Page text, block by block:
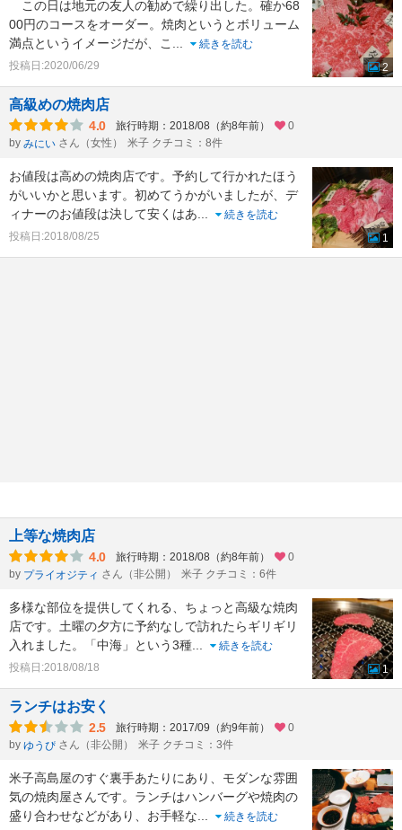
この日は地元の友人の勧めで繰り出した。確か68
00円のコースをオーダー。焼肉というとボリューム
満点というイメージだが、こ ...
続きを読む
投稿日:2020/06/29
2
高級めの焼肉店
4.0 旅行時期：2018/08（約8年前）
0
by みにい さん（女性） 米子 クチコミ：8件
お値段は高めの焼肉店です。予約して行かれたほう
がいいかと思います。初めてうかがいましたが、デ
ィナーのお値段は決して安くはあ...
続きを読む
投稿日:2018/08/25
1
上等な焼肉店
4.0 旅行時期：2018/08（約8年前）
0
by プライオジティ さん（非公開） 米子 クチコミ：6件
多様な部位を提供してくれる、ちょっと高級な焼肉
店です。土曜の夕方に予約なしで訪れたらギリギリ
入れました。「中海」という3種...
続きを読む
投稿日:2018/08/18
1
ランチはお安く
2.5 旅行時期：2017/09（約9年前）
0
by ゆうぴ さん（非公開） 米子 クチコミ：3件
米子高島屋のすぐ裏手あたりにあり、モダンな雰囲
気の焼肉屋さんです。ランチはハンバーグや焼肉の
盛り合わせなどがあり、お手軽な...
続きを読む